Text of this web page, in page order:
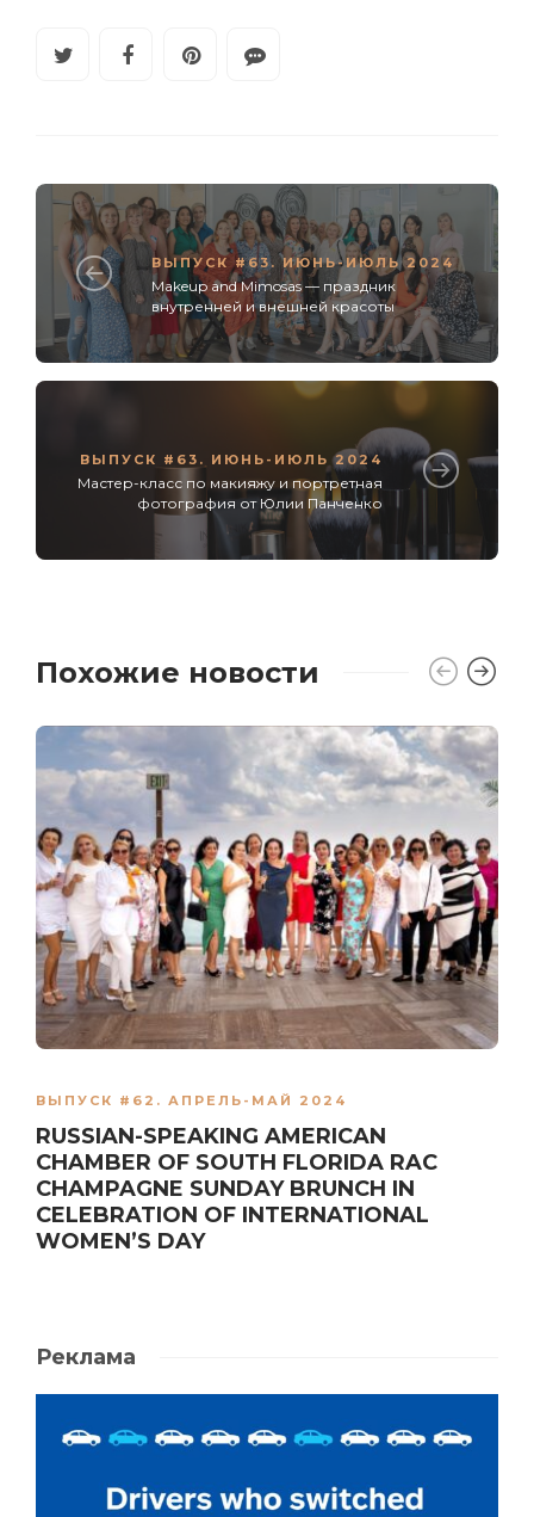
ВЫПУСК #63. ИЮНЬ-ИЮЛЬ 2024
Makeup and Mimosas — праздник
внутренней и внешней красоты
ВЫПУСК #63. ИЮНЬ-ИЮЛЬ 2024
Мастер-класс по макияжу и портретная
фотография от Юлии Панченко
Похожие новости
ВЫПУСК #62. АПРЕЛЬ-МАЙ 2024
RUSSIAN-SPEAKING AMERICAN
CHAMBER OF SOUTH FLORIDA RAC
CHAMPAGNE SUNDAY BRUNCH IN
CELEBRATION OF INTERNATIONAL
WOMEN’S DAY
Реклама